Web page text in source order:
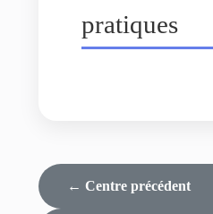
pratiques
← Centre précédent